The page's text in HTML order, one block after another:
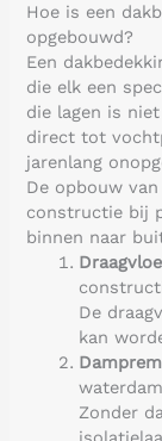
Hoe is een
opgebouwd?
Een
die elk een
die lagen is
direct tot
jarenlang
De opbouw
constructie bij
binnen naar
De
kan
Zonder